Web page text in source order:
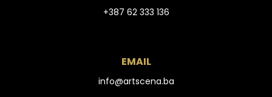
+387 62 333 136
EMAIL
info@artscena.ba